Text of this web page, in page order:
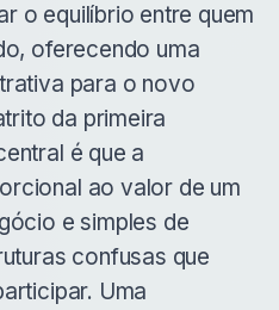
o equilíbrio entre quem
oferecendo uma
para o novo
da primeira
é que a
ao valor de um
e simples de
confusas que
Uma